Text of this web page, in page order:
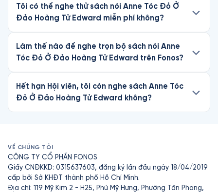
Tôi có thể nghe thử sách nói Anne Tóc Đỏ Ở
Đảo Hoàng Tử Edward miễn phí không?
Làm thế nào để nghe trọn bộ sách nói Anne
Tóc Đỏ Ở Đảo Hoàng Tử Edward trên Fonos?
Hết hạn Hội viên, tôi còn nghe sách Anne Tóc
Đỏ Ở Đảo Hoàng Tử Edward không?
VỀ CHÚNG TÔI
CÔNG TY CỔ PHẦN FONOS
Giấy CNĐKKD: 0315637603, đăng ký lần đầu ngày 18/04/2019
cấp bởi Sở KHĐT thành phố Hồ Chí Minh.
Địa chỉ: 119 Mỹ Kim 2 - H25, Phú Mỹ Hưng, Phường Tân Phong,